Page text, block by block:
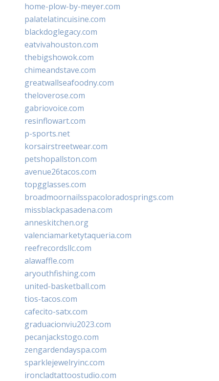
home-plow-by-meyer.com
palatelatincuisine.com
blackdoglegacy.com
eatvivahouston.com
thebigshowok.com
chimeandstave.com
greatwallseafoodny.com
theloverose.com
gabriovoice.com
resinflowart.com
p-sports.net
korsairstreetwear.com
petshopallston.com
avenue26tacos.com
topgglasses.com
broadmoornailsspacoloradosprings.com
missblackpasadena.com
anneskitchen.org
valenciamarketytaqueria.com
reefrecordsllc.com
alawaffle.com
aryouthfishing.com
united-basketball.com
tios-tacos.com
cafecito-satx.com
graduacionviu2023.com
pecanjackstogo.com
zengardendayspa.com
sparklejewelryinc.com
ironcladtattoostudio.com